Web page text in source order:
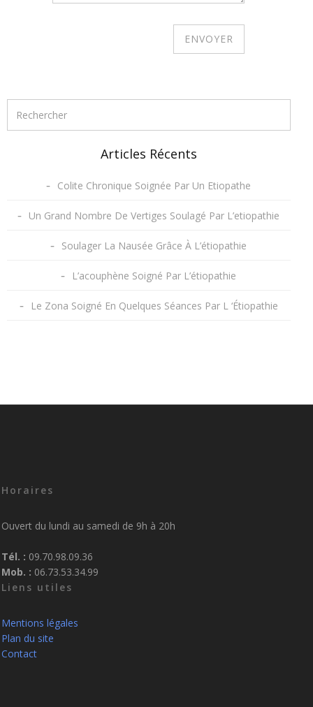
Articles Récents
Colite Chronique Soignée Par Un Etiopathe
Un Grand Nombre De Vertiges Soulagé Par L’etiopathie
Soulager La Nausée Grâce À L’étiopathie
L’acouphène Soigné Par L’étiopathie
Le Zona Soigné En Quelques Séances Par L ‘Étiopathie
Horaires
Ouvert du lundi au samedi de 9h à 20h
Tél. : 09.70.98.09.36
Mob. : 06.73.53.34.99
Liens utiles
Mentions légales
Plan du site
Contact